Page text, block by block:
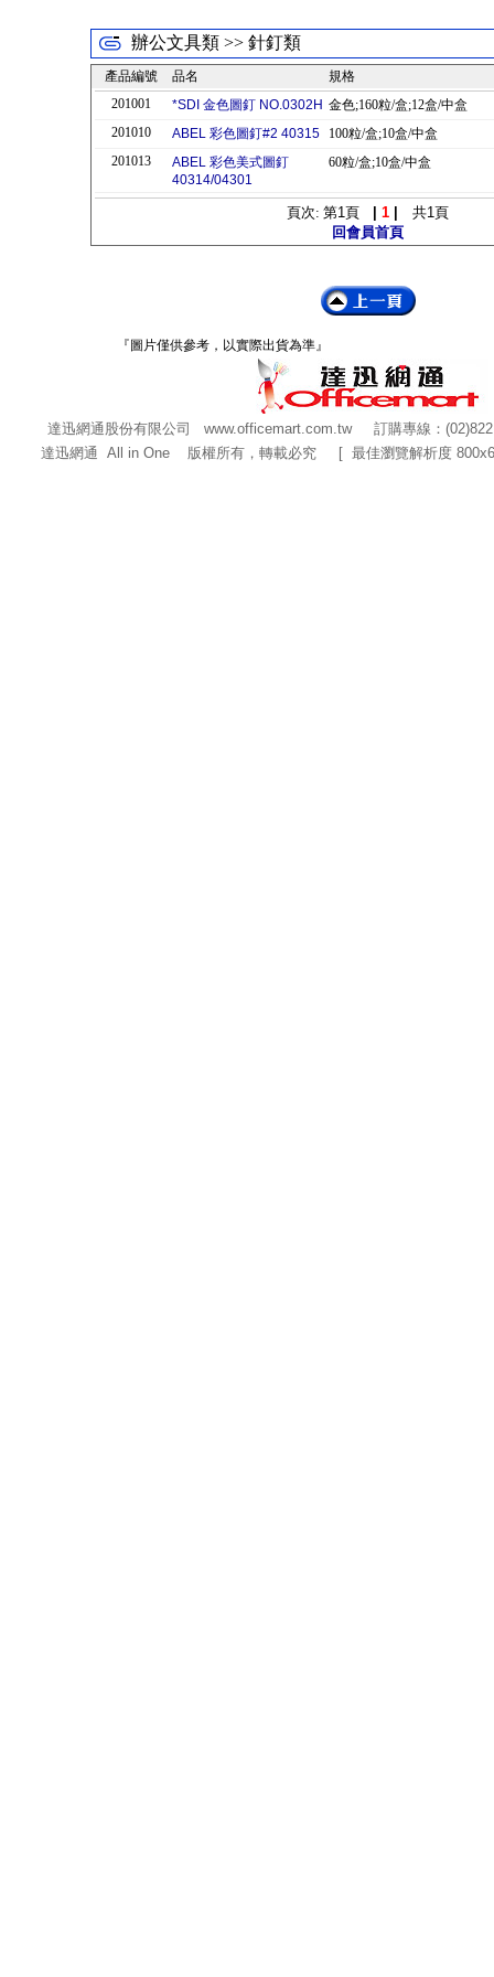
辦公文具類 >> 針釘類
產品編號 品名
規格
201001
*SDI 金色圖釘 NO.0302H 金色;160粒/盒;12盒/中盒
201010
ABEL 彩色圖釘#2 40315
100粒/盒;10盒/中盒
201013
ABEL 彩色美式圖釘
40314/04301
60粒/盒;10盒/中盒
頁次: 第1頁 1| 共1頁
回會員首頁
『圖片僅供參考，以實際出貨為準』
達迅網通股份有限公司 www.officemart.com.tw訂購專線：
達迅網通 All in One 版權所有，轉載必究 [ 最佳瀏覽解析度